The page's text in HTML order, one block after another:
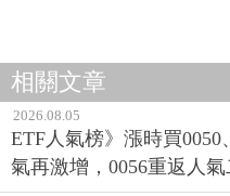
相關文章
2026.08.05
ETF人氣榜》漲時買0050
氣再激增，0056重返人